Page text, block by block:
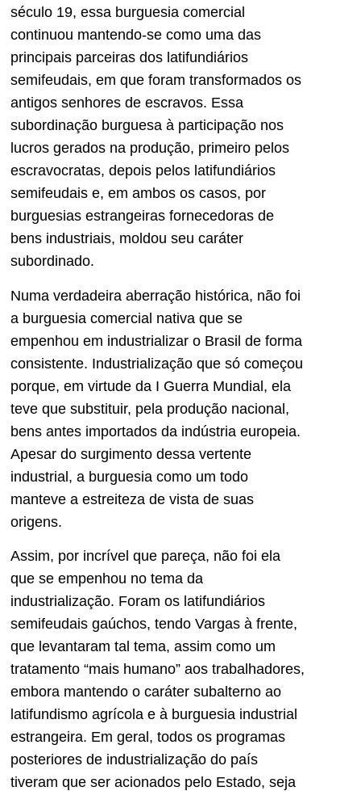
século 19, essa burguesia comercial
continuou mantendo-se como uma das
principais parceiras dos latifundiários
semifeudais, em que foram transformados os
antigos senhores de escravos. Essa
subordinação burguesa à participação nos
lucros gerados na produção, primeiro pelos
escravocratas, depois pelos latifundiários
semifeudais e, em ambos os casos, por
burguesias estrangeiras fornecedoras de
bens industriais, moldou seu caráter
subordinado.
Numa verdadeira aberração histórica, não foi
a burguesia comercial nativa que se
empenhou em industrializar o Brasil de forma
consistente. Industrialização que só começou
porque, em virtude da I Guerra Mundial, ela
teve que substituir, pela produção nacional,
bens antes importados da indústria europeia.
Apesar do surgimento dessa vertente
industrial, a burguesia como um todo
manteve a estreiteza de vista de suas
origens.
Assim, por incrível que pareça, não foi ela
que se empenhou no tema da
industrialização. Foram os latifundiários
semifeudais gaúchos, tendo Vargas à frente,
que levantaram tal tema, assim como um
tratamento “mais humano” aos trabalhadores,
embora mantendo o caráter subalterno ao
latifundismo agrícola e à burguesia industrial
estrangeira. Em geral, todos os programas
posteriores de industrialização do país
tiveram que ser acionados pelo Estado, seja